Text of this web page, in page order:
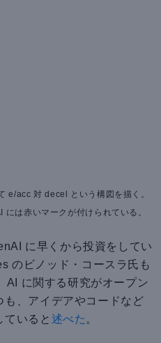
e/acc 対 decel という構図を描く。
は赤いマークが付けられている。
に早くから投資をしてい
のビノッド・コースラ氏も
AI に関する研究がオープン
、アイデアやコードなど
いると 述べた 。